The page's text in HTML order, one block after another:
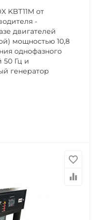
KBT11M от
-
двигателей
мощностью 10,8
однофазного
50 Гц и
генератор